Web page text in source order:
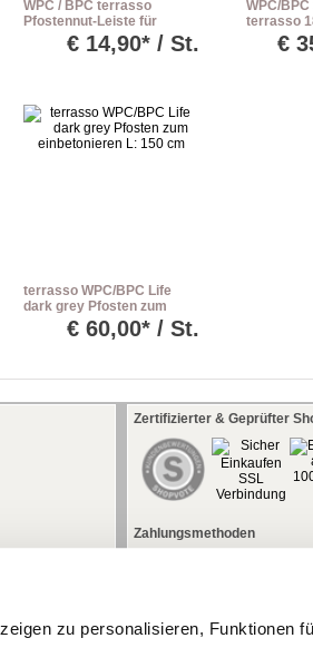
zu personalisieren, Funktionen
WPC / BPC terrasso
Pfostennut-Leiste für
Pfosten Life dark grey
€ 14,90* / St.
WPC/
terrasso
F01 Glas
€
terrasso WPC/BPC Life
dark grey Pfosten zum
einbetonieren L: 150 cm
€ 60,00* / St.
Zertifizierter & Geprüfter
Zahlungsmethoden